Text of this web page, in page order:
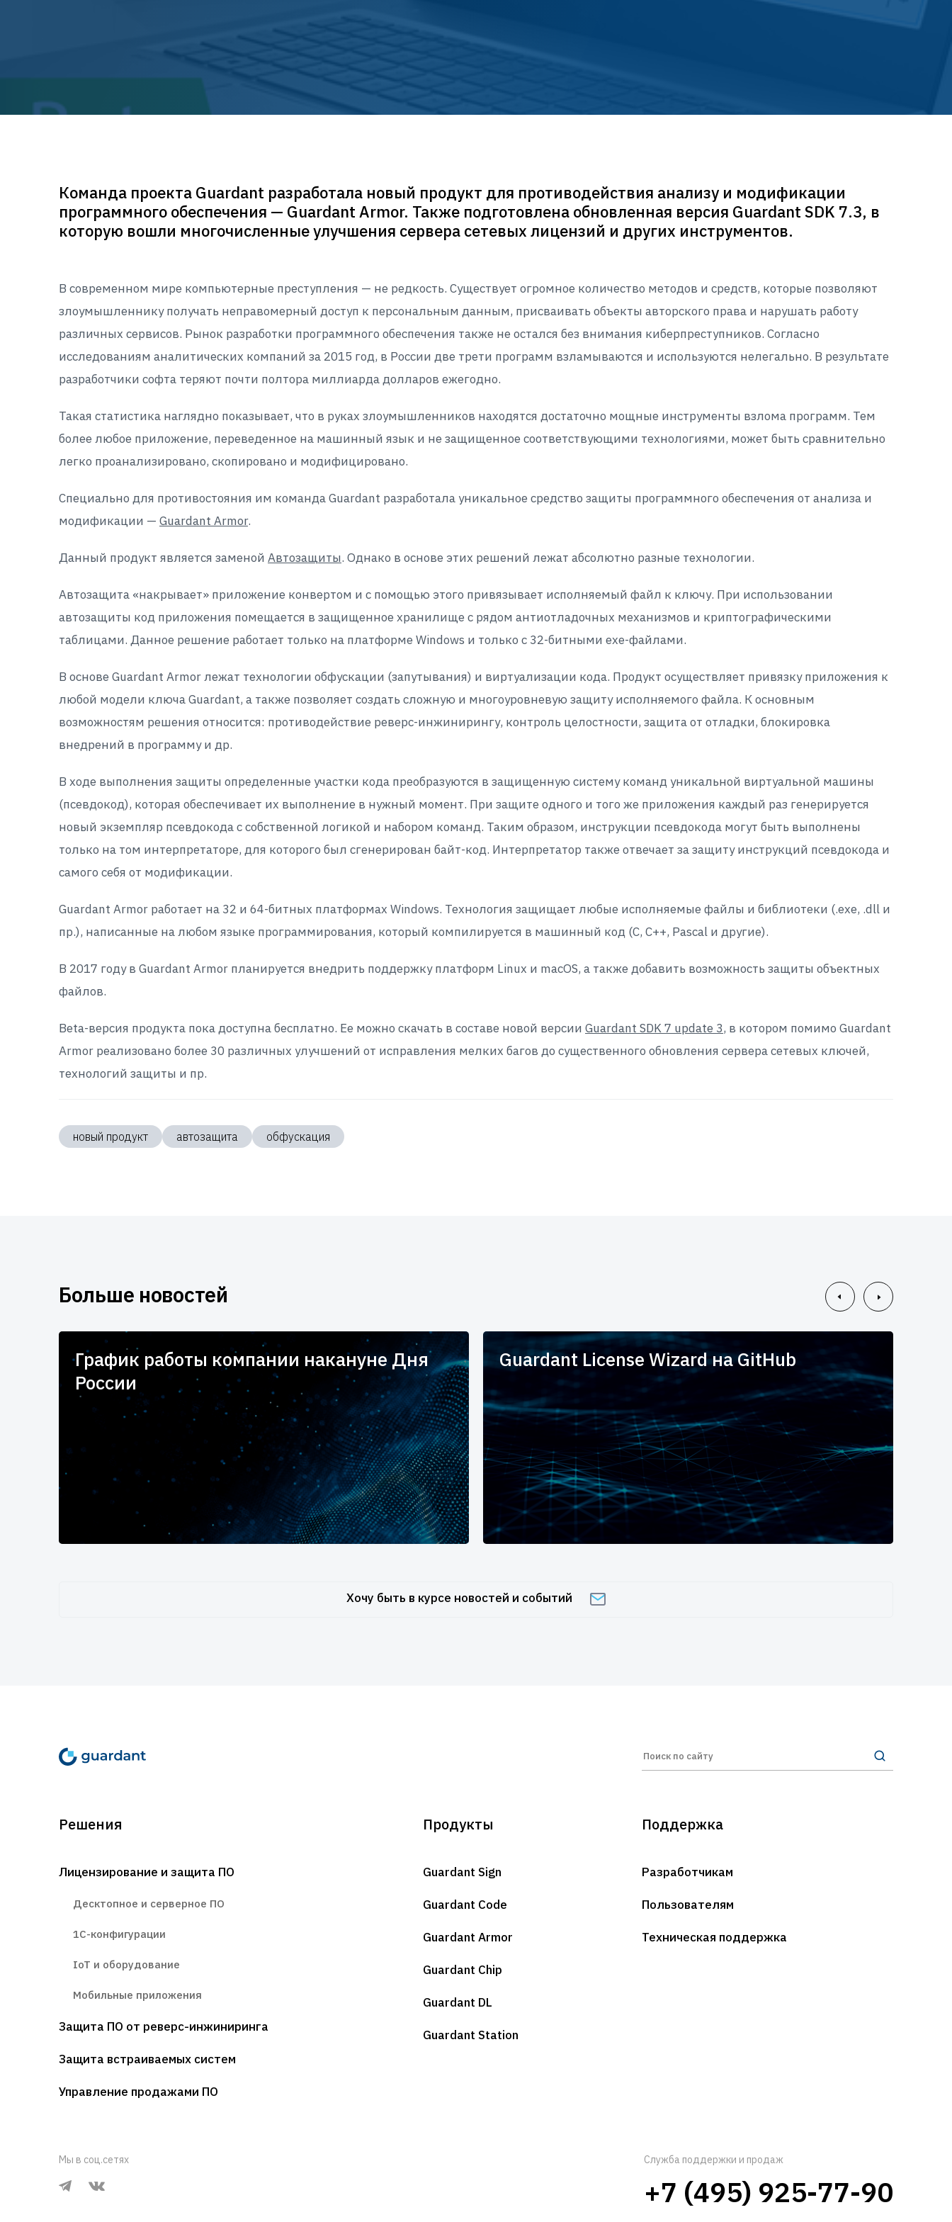
Команда проекта Guardant разработала новый продукт для противодействия анализу и модификации
программного обеспечения — Guardant Armor. Также подготовлена обновленная версия Guardant SDK 7.3, в
которую вошли многочисленные улучшения сервера сетевых лицензий и других инструментов.
В современном мире компьютерные преступления — не редкость. Существует огромное количество методов и средств, которые позволяют
злоумышленнику получать неправомерный доступ к персональным данным, присваивать объекты авторского права и нарушать работу
различных сервисов. Рынок разработки программного обеспечения также не остался без внимания киберпреступников. Согласно
исследованиям аналитических компаний за 2015 год, в России две трети программ взламываются и используются нелегально. В результате
разработчики софта теряют почти полтора миллиарда долларов ежегодно.
Такая статистика наглядно показывает, что в руках злоумышленников находятся достаточно мощные инструменты взлома программ. Тем
более любое приложение, переведенное на машинный язык и не защищенное соответствующими технологиями, может быть сравнительно
легко проанализировано, скопировано и модифицировано.
Специально для противостояния им команда Guardant разработала уникальное средство защиты программного обеспечения от анализа и
модификации — Guardant Armor.
Данный продукт является заменой Автозащиты. Однако в основе этих решений лежат абсолютно разные технологии.
Автозащита «накрывает» приложение конвертом и с помощью этого привязывает исполняемый файл к ключу. При использовании
автозащиты код приложения помещается в защищенное хранилище с рядом антиотладочных механизмов и криптографическими
таблицами. Данное решение работает только на платформе Windows и только с 32-битными exe-файлами.
В основе Guardant Armor лежат технологии обфускации (запутывания) и виртуализации кода. Продукт осуществляет привязку приложения к
любой модели ключа Guardant, а также позволяет создать сложную и многоуровневую защиту исполняемого файла. К основным
возможностям решения относится: противодействие реверс-инжинирингу, контроль целостности, защита от отладки, блокировка
внедрений в программу и др.
В ходе выполнения защиты определенные участки кода преобразуются в защищенную систему команд уникальной виртуальной машины
(псевдокод), которая обеспечивает их выполнение в нужный момент. При защите одного и того же приложения каждый раз генерируется
новый экземпляр псевдокода с собственной логикой и набором команд. Таким образом, инструкции псевдокода могут быть выполнены
только на том интерпретаторе, для которого был сгенерирован байт-код. Интерпретатор также отвечает за защиту инструкций псевдокода и
самого себя от модификации.
Guardant Armor работает на 32 и 64-битных платформах Windows. Технология защищает любые исполняемые файлы и библиотеки (.exe, .dll и
пр.), написанные на любом языке программирования, который компилируется в машинный код (C, C++, Pascal и другие).
В 2017 году в Guardant Armor планируется внедрить поддержку платформ Linux и macOS, а также добавить возможность защиты объектных
файлов.
Beta-версия продукта пока доступна бесплатно. Ее можно скачать в составе новой версии Guardant SDK 7 update 3, в котором помимо Guardant
Armor реализовано более 30 различных улучшений от исправления мелких багов до существенного обновления сервера сетевых ключей,
технологий защиты и пр.
новый продукт автозащита обфускация
Больше новостей
График работы компании накануне Дня
России
Guardant License Wizard на GitHub
Хочу быть в курсе новостей и событий
Решения
Лицензирование и защита ПО
Десктопное и серверное ПО
1С-конфигурации
IoT и оборудование
Мобильные приложения
Защита ПО от реверс-инжиниринга
Защита встраиваемых систем
Управление продажами ПО
Продукты
Guardant Sign
Guardant Code
Guardant Armor
Guardant Chip
Guardant DL
Guardant Station
Поддержка
Разработчикам
Пользователям
Техническая поддержка
Мы в соц.сетях Служба поддержки и продаж
+7 (495) 925-77-90